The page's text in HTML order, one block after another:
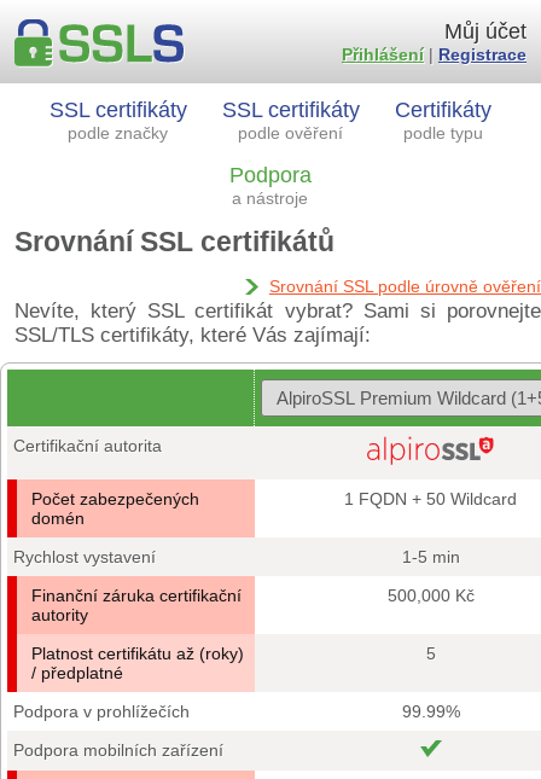
SSL certifikáty
podle značky
SSL certifikáty
podle ověření
Certifikáty
podle typu
Podpora
a nástroje
Můj účet
Přihlášení| Registrace
Srovnání SSL certifikátů
Srovnání SSL podle úrovně ověření
Nevíte, který SSL certifikát vybrat? Sami si porovnejte
SSL/TLS certifikáty, které Vás zajímají:
Certifikační autorita
Počet zabezpečených
domén
1 FQDN + 50 Wildcard
Rychlost vystavení
1-5 min
Finanční záruka certifikační
autority
500,000 Kč
Platnost certifikátu až (roky)
/ předplatné
5
Podpora v prohlížečích
99.99%
Podpora mobilních zařízení